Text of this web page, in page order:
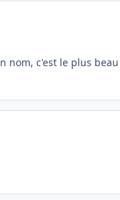
nom, c'est le plus